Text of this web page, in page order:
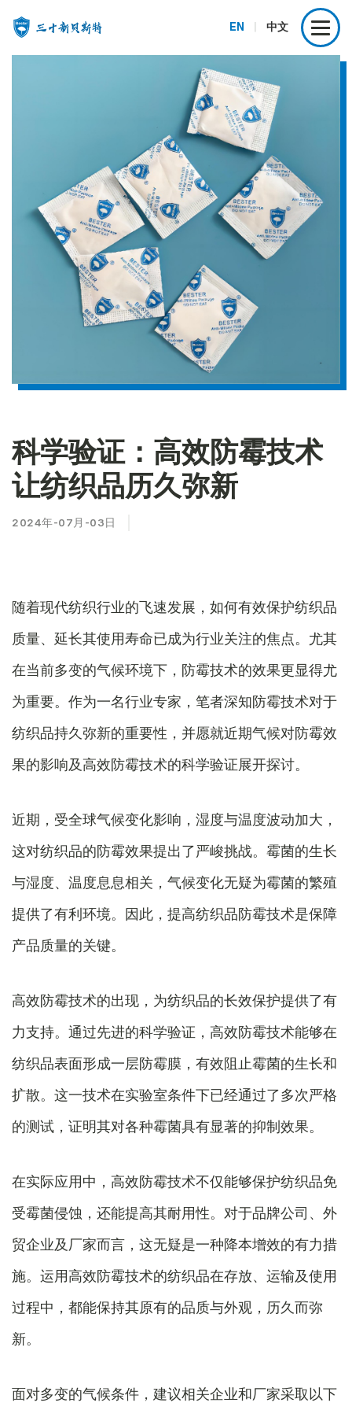
EN 中文
科学验证：高效防霉技术
让纺织品历久弥新
2024年-07月-03日
随着现代纺织行业的飞速发展，如何有效保护纺织品
质量、延长其使用寿命已成为行业关注的焦点。尤其
在当前多变的气候环境下，防霉技术的效果更显得尤
为重要。作为一名行业专家，笔者深知防霉技术对于
纺织品持久弥新的重要性，并愿就近期气候对防霉效
果的影响及高效防霉技术的科学验证展开探讨。
近期，受全球气候变化影响，湿度与温度波动加大，
这对纺织品的防霉效果提出了严峻挑战。霉菌的生长
与湿度、温度息息相关，气候变化无疑为霉菌的繁殖
提供了有利环境。因此，提高纺织品防霉技术是保障
产品质量的关键。
高效防霉技术的出现，为纺织品的长效保护提供了有
力支持。通过先进的科学验证，高效防霉技术能够在
纺织品表面形成一层防霉膜，有效阻止霉菌的生长和
扩散。这一技术在实验室条件下已经通过了多次严格
的测试，证明其对各种霉菌具有显著的抑制效果。
在实际应用中，高效防霉技术不仅能够保护纺织品免
受霉菌侵蚀，还能提高其耐用性。对于品牌公司、外
贸企业及厂家而言，这无疑是一种降本增效的有力措
施。运用高效防霉技术的纺织品在存放、运输及使用
过程中，都能保持其原有的品质与外观，历久而弥
新。
面对多变的气候条件，建议相关企业和厂家采取以下